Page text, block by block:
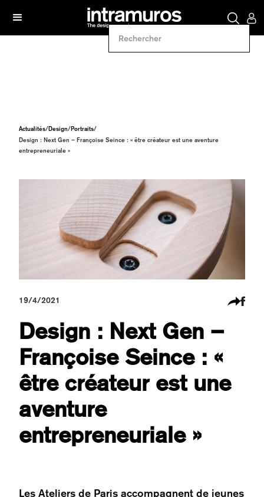
Actualités/Design/Portraits/
Design : Next Gen – Françoise Seince : « être créateur est une aventure
entrepreneuriale »
19/4/2021
Design : Next Gen –
Françoise Seince : «
être créateur est une
aventure
entrepreneuriale »
Les Ateliers de Paris accompagnent de jeunes